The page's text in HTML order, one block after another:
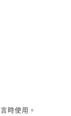
時使用。